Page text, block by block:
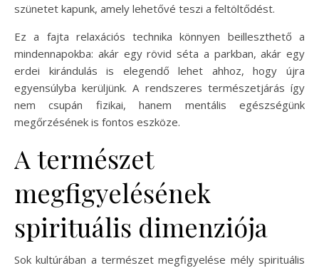
szünetet kapunk, amely lehetővé teszi a feltöltődést.
Ez a fajta relaxációs technika könnyen beilleszthető a
mindennapokba: akár egy rövid séta a parkban, akár egy
erdei kirándulás is elegendő lehet ahhoz, hogy újra
egyensúlyba kerüljünk. A rendszeres természetjárás így
nem csupán fizikai, hanem mentális egészségünk
megőrzésének is fontos eszköze.
A természet
megfigyelésének
spirituális dimenziója
Sok kultúrában a természet megfigyelése mély spirituális